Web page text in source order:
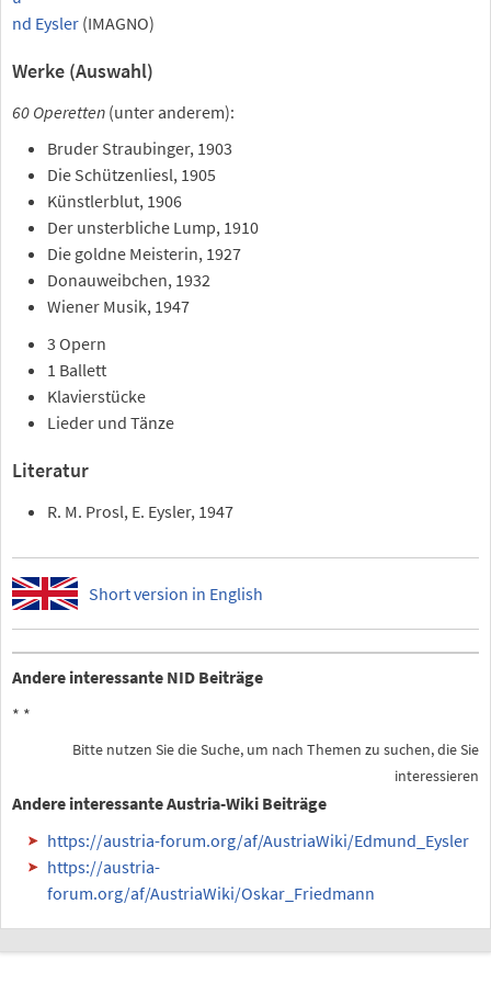
nd Eysler (IMAGNO)
Werke (Auswahl)
60 Operetten (unter anderem):
Bruder Straubinger, 1903
Die Schützenliesl, 1905
Künstlerblut, 1906
Der unsterbliche Lump, 1910
Die goldne Meisterin, 1927
Donauweibchen, 1932
Wiener Musik, 1947
3 Opern
1 Ballett
Klavierstücke
Lieder und Tänze
Literatur
R. M. Prosl, E. Eysler, 1947
Short version in English
Andere interessante NID Beiträge
* *
Bitte nutzen Sie die Suche, um nach Themen zu suchen, die Sie
interessieren
Andere interessante Austria-Wiki Beiträge
https://austria-forum.org/af/AustriaWiki/Edmund_Eysler
https://austria-
forum.org/af/AustriaWiki/Oskar_Friedmann